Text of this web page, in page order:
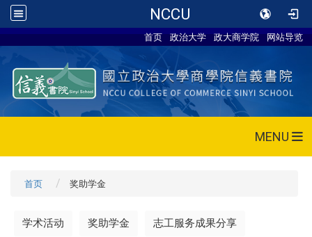
NCCU
首页 政治大学 政大商学院 网站导览
MENU
首页 奖助学金
学术活动 奖助学金 志工服务成果分享